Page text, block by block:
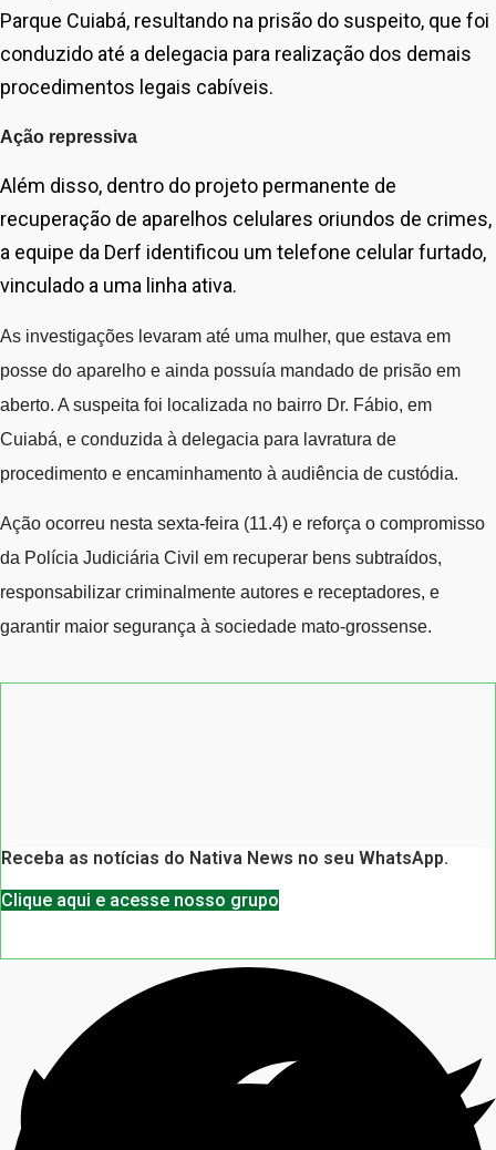
Parque Cuiabá, resultando na prisão do suspeito, que foi
conduzido até a delegacia para realização dos demais
procedimentos legais cabíveis.
Ação repressiva
Além disso, dentro do projeto permanente de
recuperação de aparelhos celulares oriundos de crimes,
a equipe da Derf identificou um telefone celular furtado,
vinculado a uma linha ativa.
As investigações levaram até uma mulher, que estava em
posse do aparelho e ainda possuía mandado de prisão em
aberto. A suspeita foi localizada no bairro Dr. Fábio, em
Cuiabá, e conduzida à delegacia para lavratura de
procedimento e encaminhamento à audiência de custódia.
Ação ocorreu nesta sexta-feira (11.4) e reforça o compromisso
da Polícia Judiciária Civil em recuperar bens subtraídos,
responsabilizar criminalmente autores e receptadores, e
garantir maior segurança à sociedade mato-grossense.
Receba as notícias do Nativa News no seu WhatsApp.
Clique aqui e acesse nosso grupo